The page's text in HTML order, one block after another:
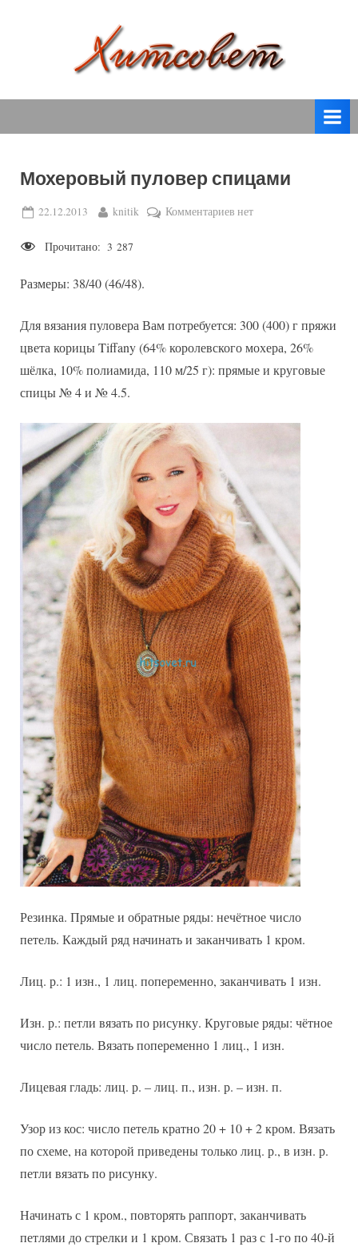
т
о
в
спицами,
крючком,
вязаные
модели
с
Мохеровый пуловер спицами
Posted
22.12.2013 By
knitik Комментариевкнет
Прочитано: 3 287
Размеры: 38/40 (46/48).
Для вязания пуловера Вам потребуется: 300 (400) г пряжи
цвета корицы Tiffany (64% королевского мохера, 26%
шёлка, 10% полиамида, 110 м/25 г): прямые и круговые
спицы № 4 и № 4.5.
Резинка. Прямые и обратные ряды: нечётное число
петель. Каждый ряд начинать и заканчивать 1 кром.
Лиц. р.: 1 изн., 1 лиц. попеременно, заканчивать 1 изн.
Изн. р.: петли вязать по рисунку. Круговые ряды: чётное
число петель. Вязать попеременно 1 лиц., 1 изн.
Лицевая гладь: лиц. р. – лиц. п., изн. р. – изн. п.
Узор из кос: число петель кратно 20 + 10 + 2 кром. Вязать
по схеме, на которой приведены только лиц. р., в изн. р.
петли вязать по рисунку.
Начинать с 1 кром., повторять раппорт, заканчивать
петлями до стрелки и 1 кром. Связать 1 раз с 1-го по 40-й